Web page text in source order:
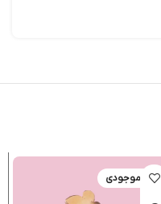
اتمام موجودی